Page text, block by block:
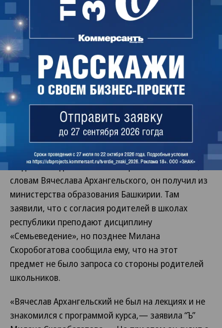
ввести в школах Башкирии предмет
«Семьеведение».
В разговоре с “Ъ” протоиерей Вячеслав
Архангельский заявил, что выступает против
сексуального просвещения подростков с 1990-х
годов: «Тогда использовались западные
наработки. Сейчас мы видим новый заход на эту
же тему, но под более благообразным видом». Он
сообщил, что направлял обращение президенту
России Владимиру Путину с просьбой проверить,
почему лекции о сексуальном воспитании читают
люди без педагогического образования. Ответ, по
словам Вячеслава Архангельского, он получил из
министерства образования Башкирии. Там
заявили, что с согласия родителей в школах
республики преподают дисциплину
«Семьеведение», но позднее Милана
Скоробогатова сообщила ему, что на этот
предмет не было запроса со стороны родителей
школьников.
«Вячеслав Архангельский не был на лекциях и не
знакомился с программой курса,— заявила “Ъ”